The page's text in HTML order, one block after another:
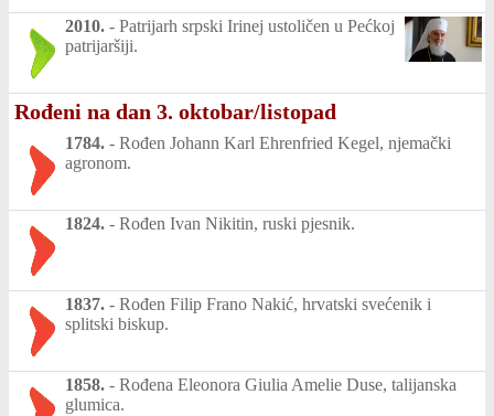
2010. - Patrijarh srpski Irinej ustoličen u Pećkoj
patrijaršiji.
Rođeni na dan 3. oktobar/listopad
1784. - Rođen Johann Karl Ehrenfried Kegel, njemački
agronom.
1824. - Rođen Ivan Nikitin, ruski pjesnik.
1837. - Rođen Filip Frano Nakić, hrvatski svećenik i
splitski biskup.
1858. - Rođena Eleonora Giulia Amelie Duse, talijanska
glumica.